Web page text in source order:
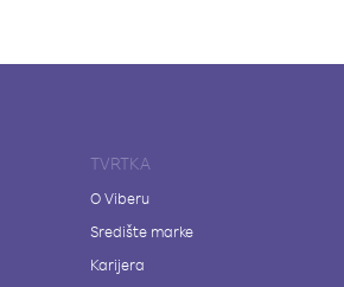
TVRTKA
O Viberu
Središte marke
Karijera